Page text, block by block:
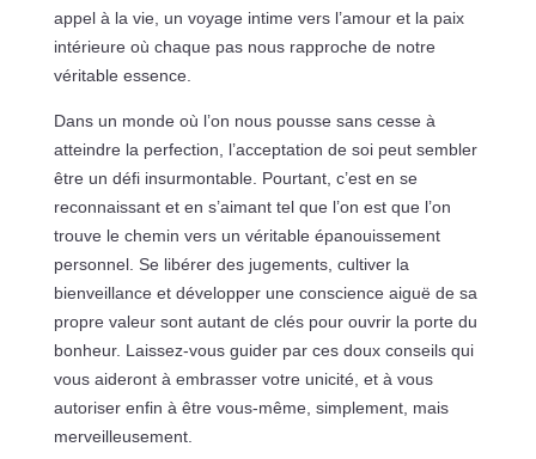
appel à la vie, un voyage intime vers l’amour et la paix
intérieure où chaque pas nous rapproche de notre
véritable essence.
Dans un monde où l’on nous pousse sans cesse à
atteindre la perfection, l’acceptation de soi peut sembler
être un défi insurmontable. Pourtant, c’est en se
reconnaissant et en s’aimant tel que l’on est que l’on
trouve le chemin vers un véritable épanouissement
personnel. Se libérer des jugements, cultiver la
bienveillance et développer une conscience aiguë de sa
propre valeur sont autant de clés pour ouvrir la porte du
bonheur. Laissez-vous guider par ces doux conseils qui
vous aideront à embrasser votre unicité, et à vous
autoriser enfin à être vous-même, simplement, mais
merveilleusement.